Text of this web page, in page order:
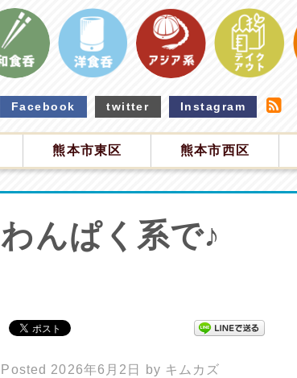
Facebook twitter Instagram
熊本市東区 熊本市西区
わんぱく系で♪
Posted 2026年6月2日 by キムカズ